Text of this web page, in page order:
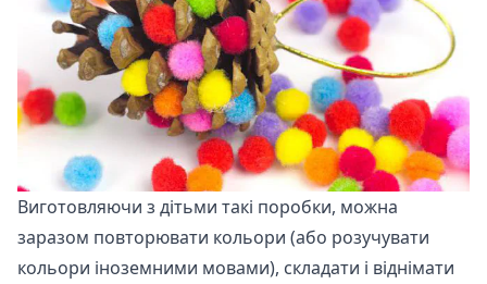
Виготовляючи з дітьми такі поробки, можна
заразом повторювати кольори (або розучувати
кольори іноземними мовами), складати і віднімати